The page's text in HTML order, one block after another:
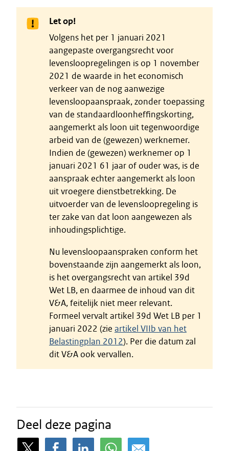
Let op!
Volgens het per 1 januari 2021
aangepaste overgangsrecht voor
levensloopregelingen is op 1 november
2021 de waarde in het economisch
verkeer van de nog aanwezige
levensloopaanspraak, zonder toepassing
van de standaardloonheffingskorting,
aangemerkt als loon uit tegenwoordige
arbeid van de (gewezen) werknemer.
Indien de (gewezen) werknemer op 1
januari 2021 61 jaar of ouder was, is de
aanspraak echter aangemerkt als loon
uit vroegere dienstbetrekking. De
uitvoerder van de levensloopregeling is
ter zake van dat loon aangewezen als
inhoudingsplichtige.
Nu levensloopaanspraken conform het
bovenstaande zijn aangemerkt als loon,
is het overgangsrecht van artikel 39d
Wet LB, en daarmee de inhoud van dit
V&A, feitelijk niet meer relevant.
Formeel vervalt artikel 39d Wet LB per 1
januari 2022 (zie artikel VIIb van het
Belastingplan 2012). Per die datum zal
dit V&A ook vervallen.
Deel deze pagina